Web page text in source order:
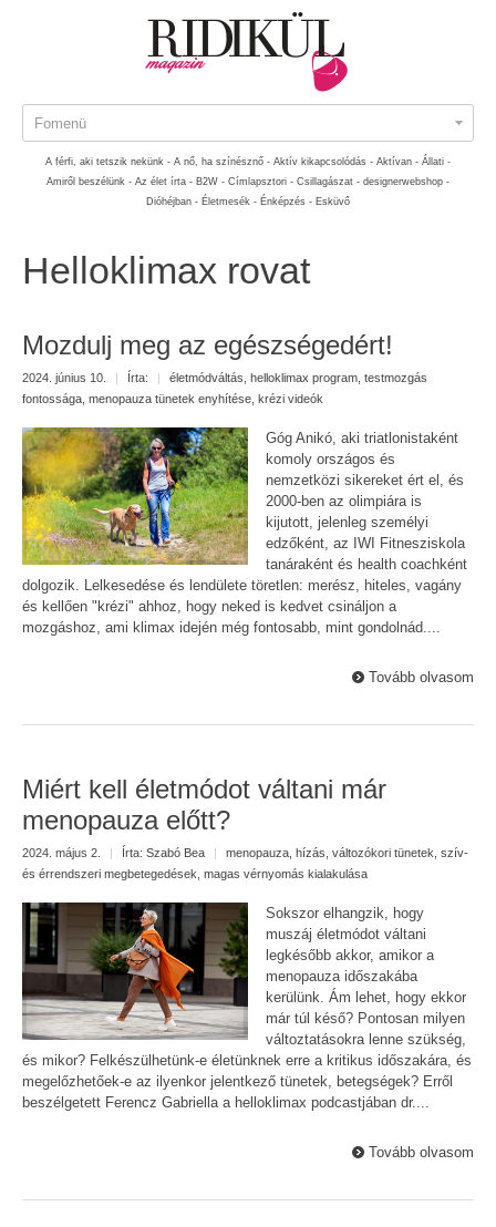
Fomenü
A férfi, aki tetszik nekünk - A nő, ha színésznő - Aktív kikapcsolódás - Aktívan - Állati -
Amiről beszélünk - Az élet írta - B2W - Címlapsztori - Csillagászat - designerwebshop -
Dióhéjban - Életmesék - Énképzés - Esküvő
Helloklimax rovat
Mozdulj meg az egészségedért!
2024. június 10. | Írta: | életmódváltás helloklimax program testmozgás
fontossága menopauza tünetek enyhítése krézi videók
Góg Anikó, aki triatlonistaként
komoly országos és
nemzetközi sikereket ért el, és
2000-ben az olimpiára is
kijutott, jelenleg személyi
edzőként, az IWI Fitnesziskola
tanáraként és health coachként
dolgozik. Lelkesedése és lendülete töretlen: merész, hiteles, vagány
és kellően "krézi" ahhoz, hogy neked is kedvet csináljon a
mozgáshoz, ami klimax idején még fontosabb, mint gondolnád....
Tovább olvasom
Miért kell életmódot váltani már
menopauza előtt?
2024. május 2. | Írta: Szabó Bea | menopauza hízás változókori tünetek szív-
és érrendszeri megbetegedések magas vérnyomás kialakulása
Sokszor elhangzik, hogy
muszáj életmódot váltani
legkésőbb akkor, amikor a
menopauza időszakába
kerülünk. Ám lehet, hogy ekkor
már túl késő? Pontosan milyen
változtatásokra lenne szükség,
és mikor? Felkészülhetünk-e életünknek erre a kritikus időszakára, és
megelőzhetőek-e az ilyenkor jelentkező tünetek, betegségek? Erről
beszélgetett Ferencz Gabriella a helloklimax podcastjában dr....
Tovább olvasom